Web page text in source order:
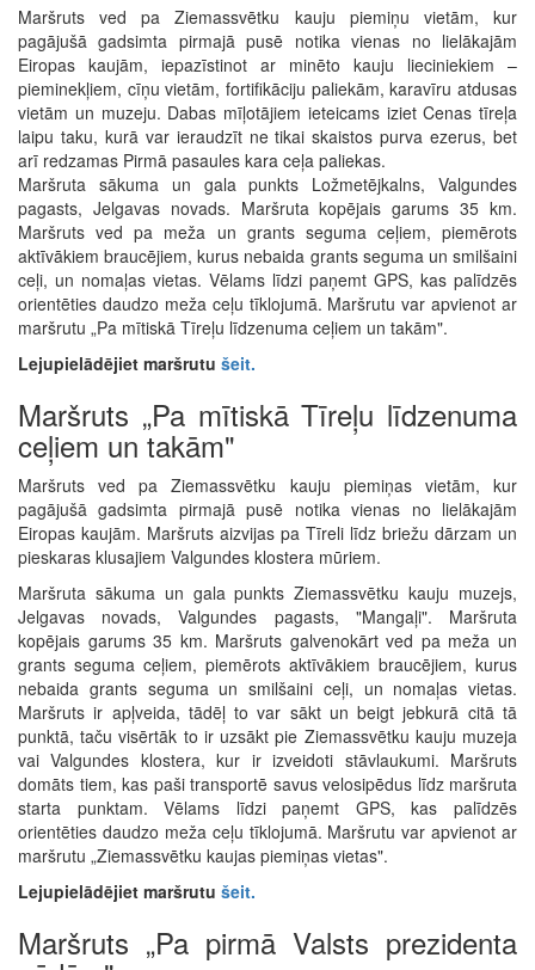
Maršruts ved pa Ziemassvētku kauju piemiņu vietām, kur
pagājušā gadsimta pirmajā pusē notika vienas no lielākajām
Eiropas kaujām, iepazīstinot ar minēto kauju lieciniekiem –
pieminekļiem, cīņu vietām, fortifikāciju paliekām, karavīru atdusas
vietām un muzeju. Dabas mīļotājiem ieteicams iziet Cenas tīreļa
laipu taku, kurā var ieraudzīt ne tikai skaistos purva ezerus, bet
arī redzamas Pirmā pasaules kara ceļa paliekas.
Maršruta sākuma un gala punkts Ložmetējkalns, Valgundes
pagasts, Jelgavas novads. Maršruta kopējais garums 35 km.
Maršruts ved pa meža un grants seguma ceļiem, piemērots
aktīvākiem braucējiem, kurus nebaida grants seguma un smilšaini
ceļi, un nomaļas vietas. Vēlams līdzi paņemt GPS, kas palīdzēs
orientēties daudzo meža ceļu tīklojumā. Maršrutu var apvienot ar
maršrutu „Pa mītiskā Tīreļu līdzenuma ceļiem un takām".
Lejupielādējiet maršrutu šeit.
Maršruts „Pa mītiskā Tīreļu līdzenuma
ceļiem un takām"
Maršruts ved pa Ziemassvētku kauju piemiņas vietām, kur
pagājušā gadsimta pirmajā pusē notika vienas no lielākajām
Eiropas kaujām. Maršruts aizvijas pa Tīreli līdz briežu dārzam un
pieskaras klusajiem Valgundes klostera mūriem.
Maršruta sākuma un gala punkts Ziemassvētku kauju muzejs,
Jelgavas novads, Valgundes pagasts, "Mangaļi". Maršruta
kopējais garums 35 km. Maršruts galvenokārt ved pa meža un
grants seguma ceļiem, piemērots aktīvākiem braucējiem, kurus
nebaida grants seguma un smilšaini ceļi, un nomaļas vietas.
Maršruts ir apļveida, tādēļ to var sākt un beigt jebkurā citā tā
punktā, taču visērtāk to ir uzsākt pie Ziemassvētku kauju muzeja
vai Valgundes klostera, kur ir izveidoti stāvlaukumi. Maršruts
domāts tiem, kas paši transportē savus velosipēdus līdz maršruta
starta punktam. Vēlams līdzi paņemt GPS, kas palīdzēs
orientēties daudzo meža ceļu tīklojumā. Maršrutu var apvienot ar
maršrutu „Ziemassvētku kaujas piemiņas vietas".
Lejupielādējiet maršrutu šeit.
Maršruts „Pa pirmā Valsts prezidenta